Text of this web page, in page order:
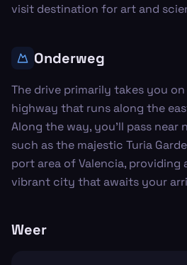
visit destination for art and
Onderweg
The drive primarily takes you on
highway that runs along the
Along the way, you’ll pass near
such as the majestic Turia
port area of Valencia, providing
vibrant city that awaits your
Weer